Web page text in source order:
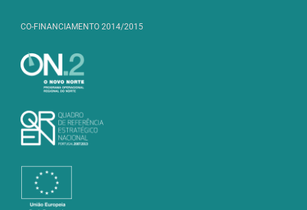
CO-FINANCIAMENTO 2014/2015